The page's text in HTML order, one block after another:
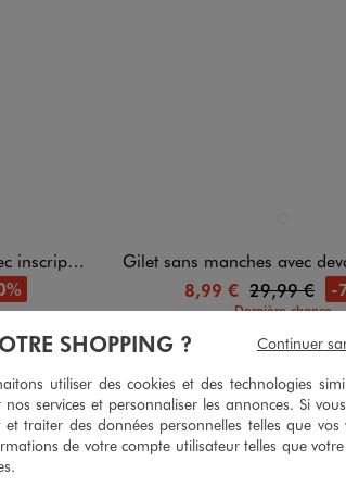
grande taille
Gilet sans manches avec devant brodé
8,99 € 29,99 € -
Dernière chance
4.5/5 de(19
SHOPPING ?
utiliser des cookies et des technologies
services et personnaliser les annonces. Si
traiter des données personnelles telles que vos
de votre compte utilisateur telles que
Continuer